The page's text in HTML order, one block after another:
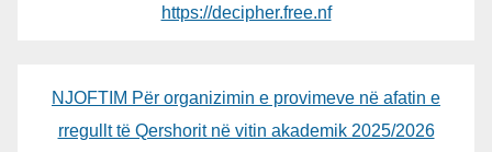
https://decipher.free.nf
NJOFTIM Për organizimin e provimeve në afatin e
rregullt të Qershorit në vitin akademik 2025/2026